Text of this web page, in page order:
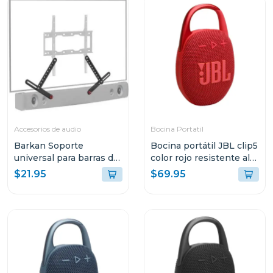
Accesorios de audio
Barkan Soporte
universal para barras de
sonido 820
$21.95
Bocina Portatil
Bocina portátil JBL clip5
color rojo resistente al
agua y polvo
$69.95